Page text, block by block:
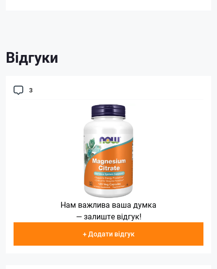
Відгуки
3
Нам важлива ваша думка
— залиште відгук!
+ Додати відгук